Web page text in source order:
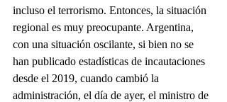
incluso el terrorismo. Entonces, la situación
regional es muy preocupante. Argentina,
con una situación oscilante, si bien no se
han publicado estadísticas de incautaciones
desde el 2019, cuando cambió la
administración, el día de ayer, el ministro de